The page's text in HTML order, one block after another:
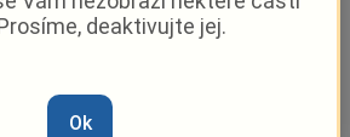
deaktivujte jej.
Ok